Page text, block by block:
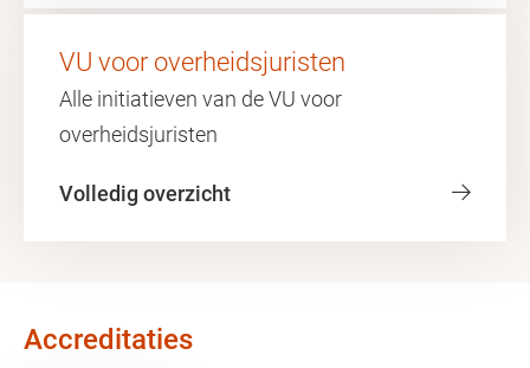
VU voor overheidsjuristen
Alle initiatieven van de VU voor
overheidsjuristen
Volledig overzicht
Accreditaties